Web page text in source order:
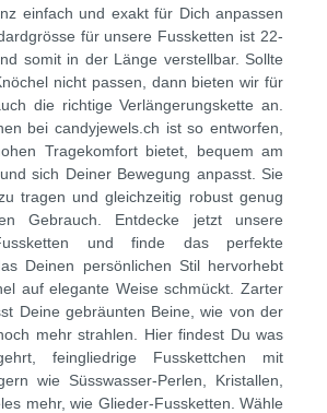
einfach und exakt für Dich anpassen
für unsere Fussketten ist 22-
somit in der Länge verstellbar. Sollte
nicht passen, dann bieten wir für
die richtige Verlängerungskette an.
bei candyjewels.ch ist so entworfen,
Tragekomfort bietet, bequem am
sich Deiner Bewegung anpasst. Sie
tragen und gleichzeitig robust genug
Gebrauch. Entdecke jetzt unsere
und finde das perfekte
Deinen persönlichen Stil hervorhebt
auf elegante Weise schmückt. Zarter
Deine gebräunten Beine, wie von der
mehr strahlen. Hier findest Du was
feingliedrige Fusskettchen mit
wie Süsswasser-Perlen, Kristallen,
mehr, wie Glieder-Fussketten. Wähle